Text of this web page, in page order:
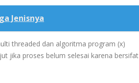
Jenisnya
threaded dan algoritma program (x)
jika proses belum selesai karena bersifat